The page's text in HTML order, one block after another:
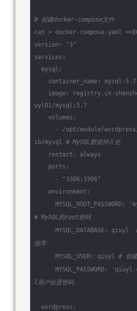
# 创建docker-compose文件
cat > docker-compose.yaml
version:
"3"
services:
mysql:
container_name: mysql-5.7
image: registry.cn-
uyl01/mysql:5.7
volumes:
- /opt/module/wordpress/
ib/mysql # MySQL数据持久化
restart: always
ports:
-
"3306:3306"
environment:
MYSQL_ROOT_PASSWORD:
# MySQL的root密码
MYSQL_DATABASE: qiuyl
据库
MYSQL_USER: qiuyl # 创
MYSQL_PASSWORD:
l用户设置密码
wordpress: